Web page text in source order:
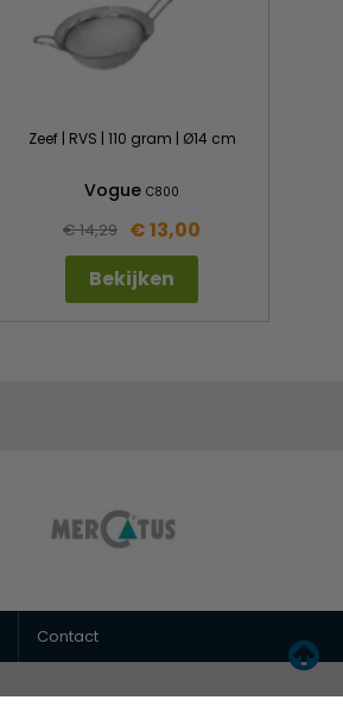
Zeef | RVS | 110 gram | Ø14 cm
Vogue C800
€ 14,29 € 13,00
Bekijken
Contact